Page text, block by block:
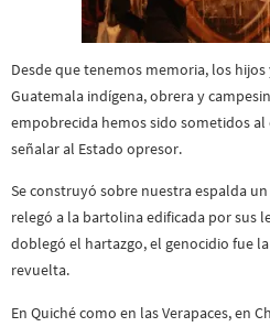
Desde que tenemos memoria, los
Guatemala indígena, obrera y
empobrecida hemos sido sometidos
señalar al Estado opresor.
Se construyó sobre nuestra espalda
relegó a la bartolina edificada por sus
doblegó el hartazgo, el genocidio fue
revuelta.
En Quiché como en las Verapaces, en